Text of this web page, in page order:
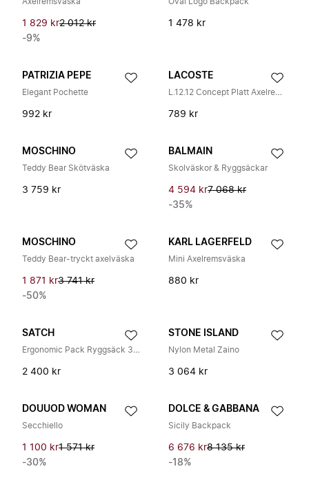
1 829 kr2 012 kr
-9%
1 478 kr
PATRIZIA PEPE
Elegant Pochette
992 kr
LACOSTE
L.12.12 Concept Platt Axelremsväska
789 kr
MOSCHINO
Teddy Bear Skötväska
3 759 kr
BALMAIN
Skolväskor & Ryggsäckar
4 594 kr7 068 kr
-35%
MOSCHINO
Teddy Bear-tryckt axelväska
1 871 kr3 741 kr
-50%
KARL LAGERFELD
Mini Axelremsväska
880 kr
SATCH
Ergonomic Pack Ryggsäck 30 L
2 400 kr
STONE ISLAND
Nylon Metal Zaino
3 064 kr
DOUUOD WOMAN
Secchiello
1 100 kr1 571 kr
-30%
DOLCE & GABBANA
Sicily Backpack
6 676 kr8 135 kr
-18%